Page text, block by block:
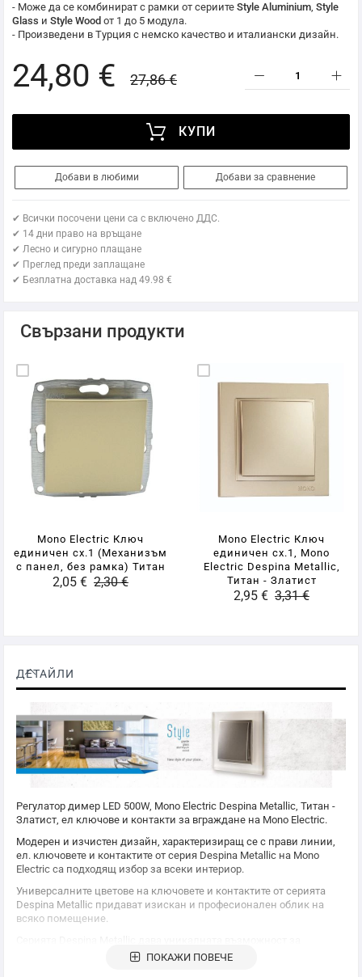
- Може да се комбинират с рамки от сериите Style Aluminium, Style
Glass и Style Wood от 1 до 5 модула.
- Произведени в Турция с немско качество и италиански дизайн.
24,80 € 27,86 €
КУПИ
Добави в любими Добави за сравнение
✔ Всички посочени цени са с включено ДДС.
✔ 14 дни право на връщане
✔ Лесно и сигурно плащане
✔ Преглед преди заплащане
✔ Безплатна доставка над 49.98 €
Свързани продукти
Mono Electric Ключ
единичен сх.1 (Механизъм
с панел, без рамка) Титан
2,05 € 2,30 €
Mono Electric Ключ
единичен сх.1, Mono
Electric Despina Metallic,
Титан - Златист
2,95 € 3,31 €
ДЕТАЙЛИ
Регулатор димер LED 500W, Mono Electric Despina Metallic, Титан -
Златист, ел ключове и контакти за вграждане на Mono Electric.
Модерен и изчистен дизайн, характеризиращ се с прави линии,
ел. ключовете и контактите от серия Despina Metallic на Mono
Electric са подходящ избор за всеки интериор.
Универсалните цветове на ключовете и контактите от серията
Despina Metallic придават изискан и професионален облик на
всяко помещение.
съчетаване на различните функции с асемблиране в
ПОКАЖИ ПОВЕЧЕ